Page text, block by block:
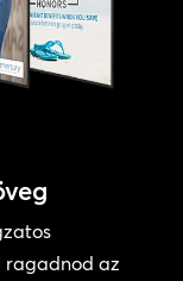
ragadnod az